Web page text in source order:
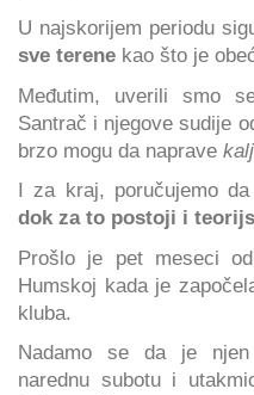
U najskorijem periodu
sve terene kao što je
Međutim, uverili smo
Santrač i njegove sudije
brzo mogu da naprave
I za kraj, poručujemo
dok za to postoji i
Prošlo je pet meseci
Humskoj kada je
kluba.
Nadamo se da je
narednu subotu i